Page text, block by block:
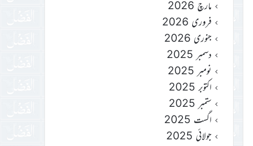
مارچ 2026
فروری 2026
جنوری 2026
دسمبر 2025
نومبر 2025
اکتوبر 2025
ستمبر 2025
اگست 2025
جولائی 2025